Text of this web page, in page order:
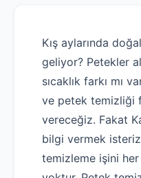
Kış aylarında
geliyor? Petekler
sıcaklık farkı mı
ve petek temizliği
vereceğiz. Fakat
bilgi vermek
temizleme işini her